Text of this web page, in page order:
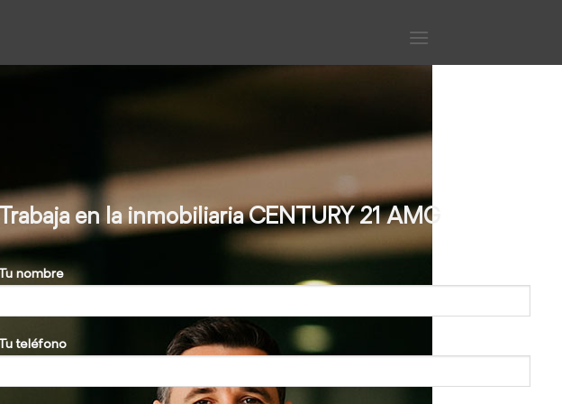
Trabaja en la inmobiliaria CENTURY 21 AMG
Tu nombre
Tu teléfono